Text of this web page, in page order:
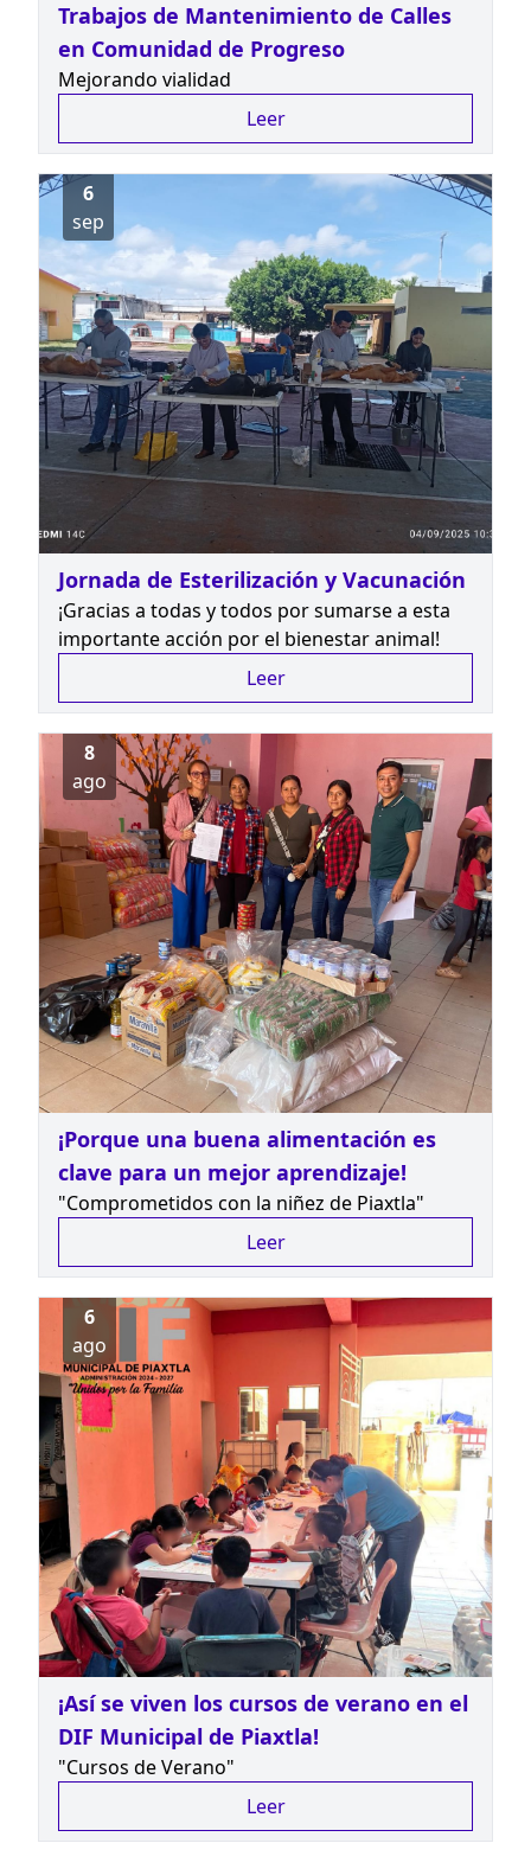
Trabajos de Mantenimiento de Calles
en Comunidad de Progreso
Mejorando vialidad
Leer
6
sep
Jornada de Esterilización y Vacunación
¡Gracias a todas y todos por sumarse a esta
importante acción por el bienestar animal!
Leer
8
ago
¡Porque una buena alimentación es
clave para un mejor aprendizaje!
"Comprometidos con la niñez de Piaxtla"
Leer
6
ago
¡Así se viven los cursos de verano en el
DIF Municipal de Piaxtla!
"Cursos de Verano"
Leer